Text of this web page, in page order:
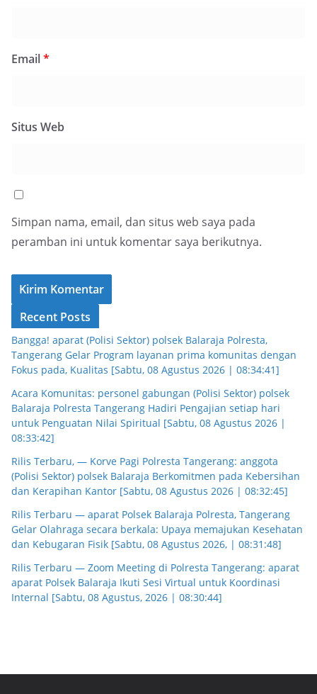
Email*
Situs Web
Simpan nama, email, dan situs web saya pada
peramban ini untuk komentar saya berikutnya.
Recent Posts
Bangga! aparat (Polisi Sektor) polsek Balaraja Polresta,
Tangerang Gelar Program layanan prima komunitas dengan
Fokus pada, Kualitas [Sabtu, 08 Agustus 2026 | 08:34:41]
Acara Komunitas: personel gabungan (Polisi Sektor) polsek
Balaraja Polresta Tangerang Hadiri Pengajian setiap hari
untuk Penguatan Nilai Spiritual [Sabtu, 08 Agustus 2026 |
08:33:42]
Rilis Terbaru, — Korve Pagi Polresta Tangerang: anggota
(Polisi Sektor) polsek Balaraja Berkomitmen pada Kebersihan
dan Kerapihan Kantor [Sabtu, 08 Agustus 2026 | 08:32:45]
Rilis Terbaru — aparat Polsek Balaraja Polresta, Tangerang
Gelar Olahraga secara berkala: Upaya memajukan Kesehatan
dan Kebugaran Fisik [Sabtu, 08 Agustus 2026, | 08:31:48]
Rilis Terbaru — Zoom Meeting di Polresta Tangerang: aparat
aparat Polsek Balaraja Ikuti Sesi Virtual untuk Koordinasi
Internal [Sabtu, 08 Agustus, 2026 | 08:30:44]